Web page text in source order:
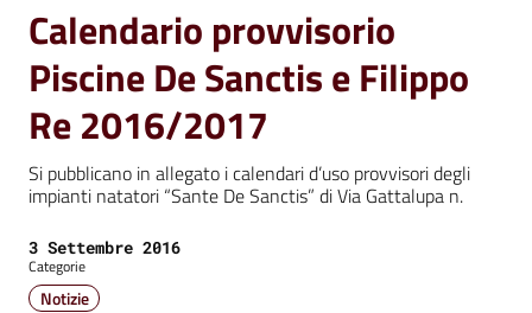
Calendario provvisorio
Piscine De Sanctis e Filippo
Re 2016/2017
Si pubblicano in allegato i calendari d’uso provvisori degli
impianti natatori “Sante De Sanctis” di Via Gattalupa n.
Data:
3 Settembre 2016
Categorie
Notizie